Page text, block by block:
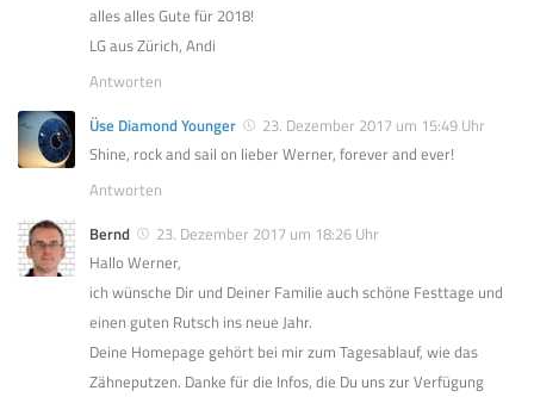
alles alles Gute für 2018!
LG aus Zürich, Andi
Antworten
Üse Diamond Younger
23. Dezember 2017 um 15:49 Uhr
Shine, rock and sail on lieber Werner, forever and ever!
Antworten
Bernd
23. Dezember 2017 um 18:26 Uhr
Hallo Werner,
ich wünsche Dir und Deiner Familie auch schöne Festtage und
einen guten Rutsch ins neue Jahr.
Deine Homepage gehört bei mir zum Tagesablauf, wie das
Zähneputzen. Danke für die Infos, die Du uns zur Verfügung